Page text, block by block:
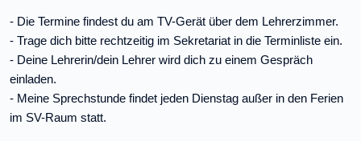
- Die Termine findest du am TV-Gerät über dem Lehrerzimmer.
- Trage dich bitte rechtzeitig im Sekretariat in die Terminliste ein.
- Deine Lehrerin/dein Lehrer wird dich zu einem Gespräch
einladen.
- Meine Sprechstunde findet jeden Dienstag außer in den Ferien
im SV-Raum statt.